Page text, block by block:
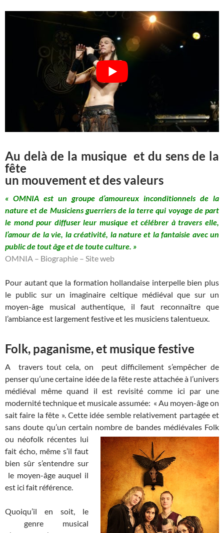
Au delà de la musique et du sens de la
fête
un mouvement et des valeurs
« OMNIA est un groupe d’amoureux inconditionnels de la
nature et de Musiciens guerriers de la terre qui voyage de part
le mond pour diffuser leur musique et célébrer à travers elle,
l’amour de la vie, la créativité, la nature et la fantaisie avec un
public de tout âge et de toute culture. »
OMNIA – Biographie – Site web
Pour autant que la formation hollandaise interpelle bien plus
le public sur un imaginaire celtique médiéval que sur un
moyen-âge musical authentique, il faut reconnaître que
l’ambiance est largement festive et les musiciens talentueux.
Folk, paganisme, et musique festive
A travers tout cela, on peut difficilement s’empêcher de
penser qu’une certaine idée de la fête reste attachée à l’univers
médiéval même quand il est revisité comme ici par une
modernité technique et musicale assumée: « Au moyen-âge on
sait faire la fête ». Cette idée semble relativement partagée et
sans doute qu’un certain nombre de bandes médiévales Folk
ou néofolk récentes lui
fait écho, même s’il faut
bien sûr s’entendre sur
le moyen-âge auquel il
est ici fait référence.
Quoiqu’il en soit, le
genre musical